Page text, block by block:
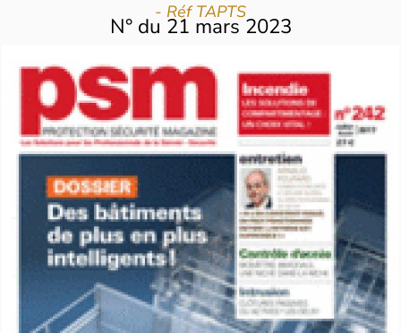
- Réf TAPTS
N° du 21 mars 2023